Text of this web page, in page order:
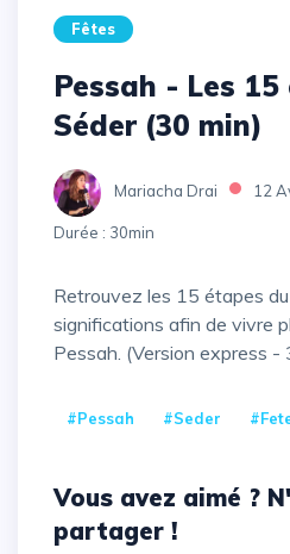
Fêtes
Pessah - Les
Séder (30 min)
Mariacha Drai 12
Durée : 30min
Retrouvez les 15 étapes du Séder ainsi que leurs
significations afin de vivre
Pessah. (Version express -
#Pessah #Seder
Vous avez aimé ? N'hésitez pas à
partager !